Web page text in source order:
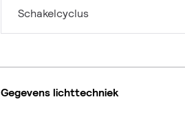
Schakelcyclus
Gegevens lichttechniek